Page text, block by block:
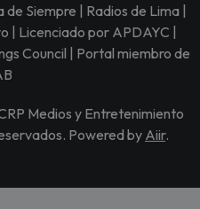
de Siempre | Radios de Lima |
| Licenciado por APDAYC |
Council | Portal miembro de
Medios y Entretenimiento
Powered by Aiir.